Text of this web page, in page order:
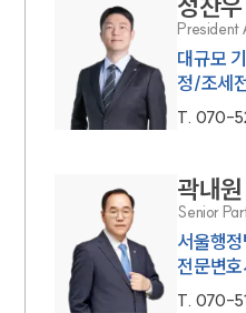
President
대규모
정/조세
T. 070-
곽내원
Senior
서울행
전문변
T. 070-